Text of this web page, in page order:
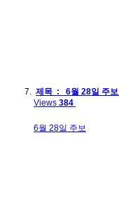
제목 : 6월 28일 주보
Views 384
6월 28일 주보